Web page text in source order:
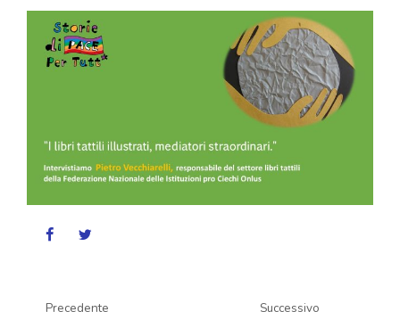
Precedente Successivo